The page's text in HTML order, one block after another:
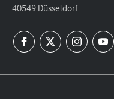
40549 Düsseldorf